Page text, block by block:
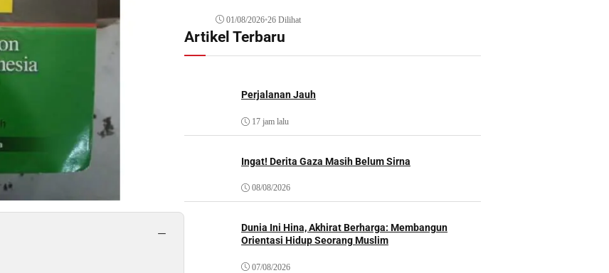
−
01/08/2026•26 Dilihat
Artikel Terbaru
Perjalanan Jauh
17 jam lalu
Ingat! Derita Gaza Masih Belum Sirna
08/08/2026
Dunia Ini Hina, Akhirat Berharga: Membangun
Orientasi Hidup Seorang Muslim
07/08/2026